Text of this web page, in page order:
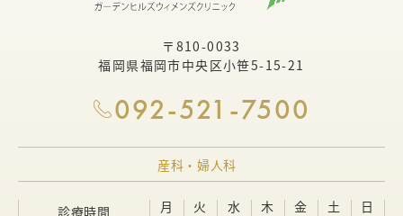
〒810-0033
福岡県福岡市中央区小笹5-15-21
092-521-7500
産科・婦人科
診療時間 月 火 水 木 金 土 日